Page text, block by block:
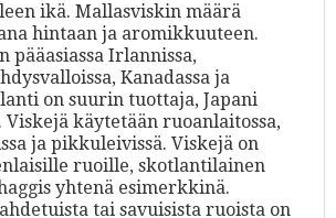
ikä. Mallasviskin määrä
hintaan ja aromikkuuteen.
pääasiassa Irlannissa,
Kanadassa ja
on suurin tuottaja, Japani
käytetään ruoanlaitossa,
ja pikkuleivissä. Viskejä on
ruoille, skotlantilainen
yhtenä esimerkkinä.
tai savuisista ruoista on